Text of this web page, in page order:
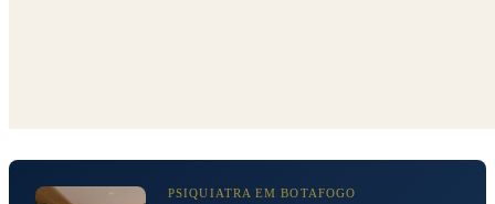
PSIQUIATRA EM BOTAFOGO